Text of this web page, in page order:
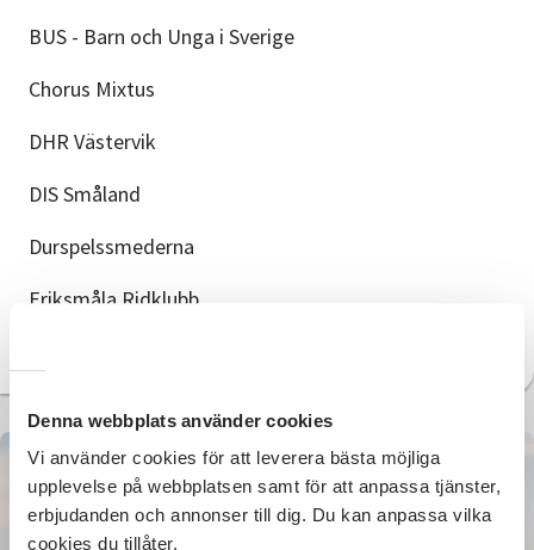
Denna webbplats använder cookies
Vi använder cookies för att leverera bästa möjliga
upplevelse på webbplatsen samt för att anpassa tjänster,
erbjudanden och annonser till dig. Du kan anpassa vilka
cookies du tillåter.
BUS - Barn och Unga i Sverige
Chorus Mixtus
DHR Västervik
DIS Småland
Durspelssmederna
Eriksmåla Ridklubb